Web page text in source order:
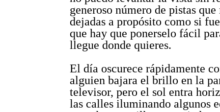
generoso número de pistas que
dejadas a propósito como si
que hay que ponerselo fácil
llegue donde quieres.
El día oscurece rápidamente
alguien bajara el brillo en la
televisor, pero el sol entra
las calles iluminando algunos